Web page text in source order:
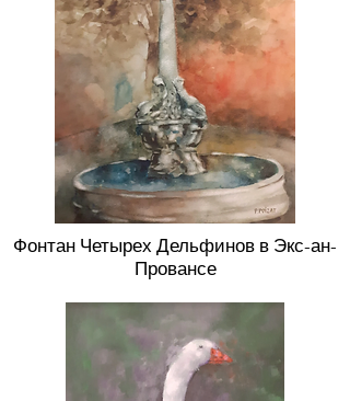
Фонтан Четырех Дельфинов в Экс-ан-
Провансе